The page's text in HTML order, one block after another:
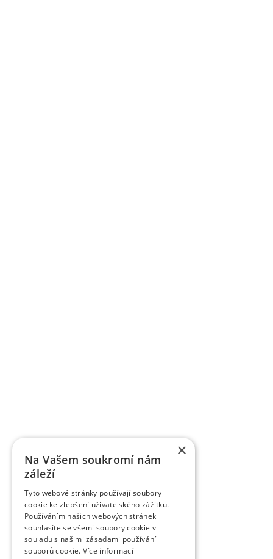
×
Na Vašem soukromí nám
záleží
Tyto webové stránky používají soubory
cookie ke zlepšení uživatelského zážitku.
Používáním našich webových stránek
souhlasíte se všemi soubory cookie v
souladu s našimi zásadami používání
souborů cookie. Více informací